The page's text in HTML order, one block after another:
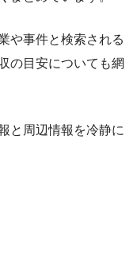
や事件と検索される
の目安についても網
と周辺情報を冷静に